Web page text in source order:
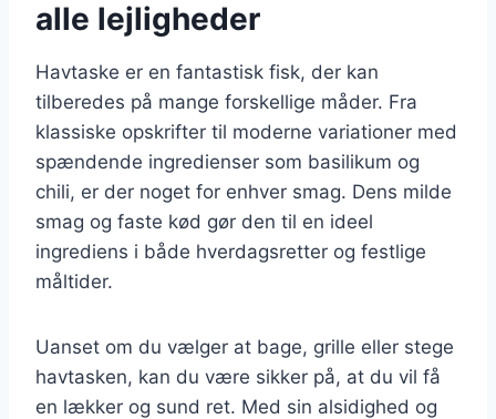
alle lejligheder
Havtaske er en fantastisk fisk, der kan
tilberedes på mange forskellige måder. Fra
klassiske opskrifter til moderne variationer med
spændende ingredienser som basilikum og
chili, er der noget for enhver smag. Dens milde
smag og faste kød gør den til en ideel
ingrediens i både hverdagsretter og festlige
måltider.
Uanset om du vælger at bage, grille eller stege
havtasken, kan du være sikker på, at du vil få
en lækker og sund ret. Med sin alsidighed og